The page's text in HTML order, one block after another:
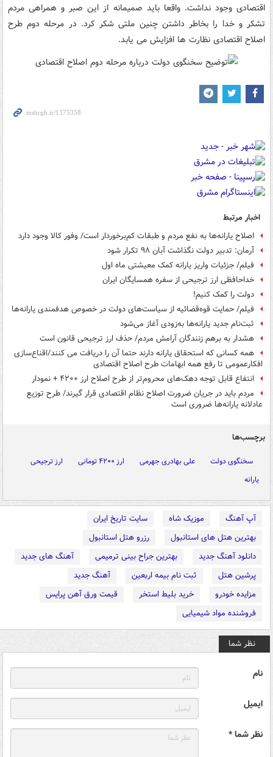
اقتصادی وجود نداشت. واقعا باید صمیمانه از این صبر و همراهی مردم
تشکر و خدا را بخاطر داشتن چنین ملتی شکر کرد. در مرحله دوم طرح
اصلاح اقتصادی نظارت ها افزایش می یابد.
اخبار مرتبط
اصلاح یارانه‌ها به نفع مردم و طبقات کم‌برخوردار است/ وفور کالا وجود دارد
آرمان: تدبیر دولت نگذاشت آبان ۹۸ تکرار شود
فیلم/ جزئیات واریز یارانه کمک معیشتی ماه اول
خداحافظی ارز ترجیحی از سفره همسایگان ایران
دولت را کمک کنیم!
فیلم/ حمایت قوه‌قضائیه از سیاست‌های دولت در خصوص هدفمندی یارانه‌ها
ثبت‌نام جدید یارانه‌ها به‌زودی آغاز می‌شود
هشدار به برهم زنندگان آرامش مردم/ حذف ارز ترجیحی قانون است
همه کسانی که استحقاق یارانه دارند حتما آن را دریافت می کنند/اقناع‌سازی
افکارعمومی تا رفع همه ابهامات طرح اصلاح اقتصادی
انتفاع قابل توجه دهک‌های محروم‌تر از طرح اصلاح ارز ۴۲۰۰ + نمودار
مردم باید در جریان ضرورت اصلاح نظام اقتصادی قرار گیرند/ طرح توزیع
عادلانه یارانه‌ها ضروری است
برچسب‌ها
سخنگوی دولت علی بهادری جهرمی ارز ۴۲۰۰ تومانی
ارز ترجیحی
یارانه
آپ آهنگ موزیک شاه
سایت تاریخ ایران
بهترین هتل های استانبول
رزرو هتل استانبول
دانلود آهنگ جدید
بهترین جراح بینی ترمیمی
آهنگ های جدید
پرشین هتل
ثبت نام بیمه اربعین
آهنگ جدید
مزایده خودرو
خرید بلیط استخر
قیمت ورق آهن پرایس
فروشنده مواد شیمیایی
نظر شما
نام
ایمیل
نظر شما *